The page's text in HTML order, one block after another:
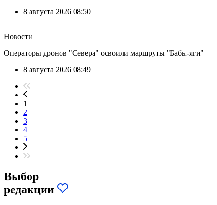
8 августа 2026 08:50
Новости
Операторы дронов "Севера" освоили маршруты "Бабы-яги"
8 августа 2026 08:49
1
2
3
4
5
Выбор
редакции